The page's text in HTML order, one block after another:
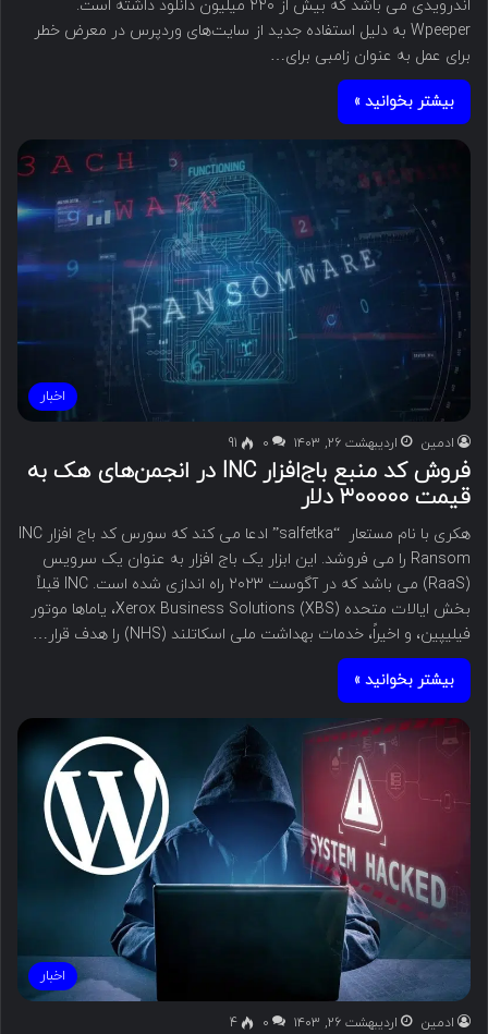
اندرویدی می باشد که بیش از ۲۲۰ میلیون دانلود داشته است.
Wpeeper به دلیل استفاده جدید از سایت‌های وردپرس در معرض خطر
برای عمل به عنوان زامبی برای…
بیشتر بخوانید »
اخبار
ادمین اردیبهشت ۲۶, ۱۴۰۳ ۰ 91
فروش کد منبع باج‌افزار INC در انجمن‌های هک به
قیمت ۳۰۰۰۰۰ دلار
هکری با نام مستعار “salfetka” ادعا می کند که سورس کد باج افزار INC
Ransom را می فروشد. این ابزار یک باج افزار به عنوان یک سرویس
(RaaS) می باشد که در آگوست ۲۰۲۳ راه اندازی شده است. INC قبلاً
بخش ایالات متحده Xerox Business Solutions (XBS)، یاماها موتور
فیلیپین، و اخیراً، خدمات بهداشت ملی اسکاتلند (NHS) را هدف قرار…
بیشتر بخوانید »
اخبار
ادمین اردیبهشت ۲۶, ۱۴۰۳ ۰ 4